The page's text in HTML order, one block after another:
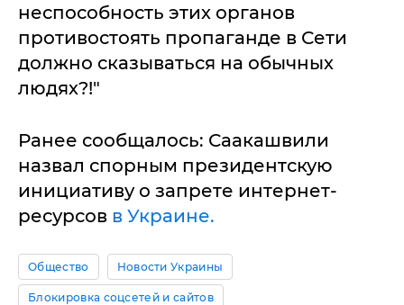
неспособность этих органов
противостоять пропаганде в Сети
должно сказываться на обычных
людях?!"
Ранее сообщалось: Саакашвили
назвал спорным президентскую
инициативу о запрете интернет-
ресурсов в Украине.
Общество Новости Украины
Блокировка соцсетей и сайтов